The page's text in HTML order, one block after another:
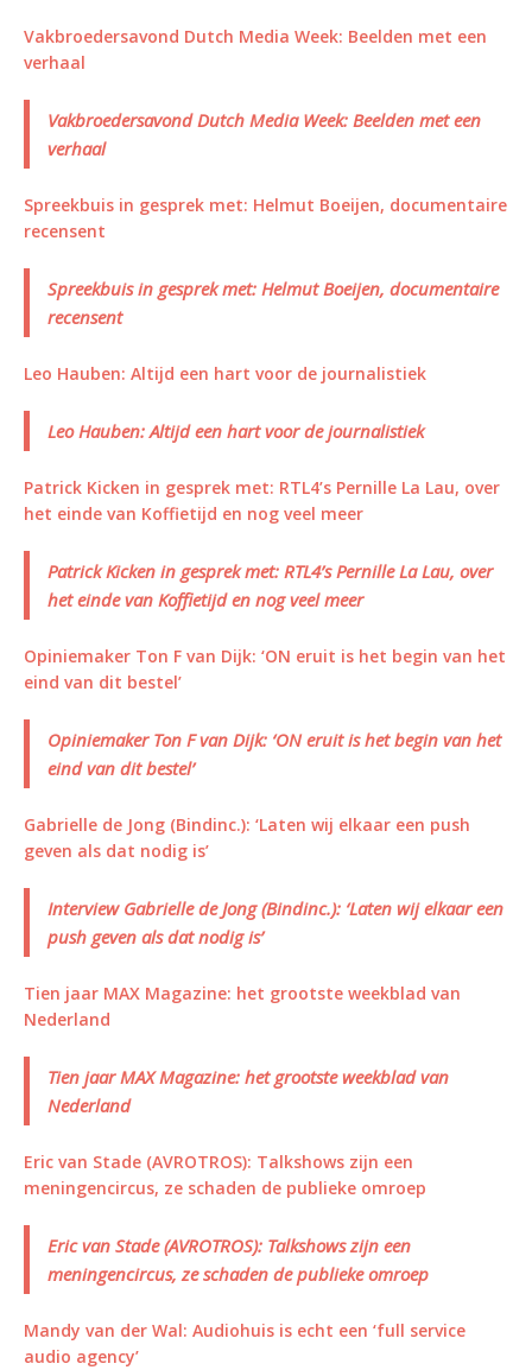
Vakbroedersavond Dutch Media Week: Beelden met een
verhaal
Vakbroedersavond Dutch Media Week: Beelden met een
verhaal
Spreekbuis in gesprek met: Helmut Boeijen, documentaire
recensent
Spreekbuis in gesprek met: Helmut Boeijen, documentaire
recensent
Leo Hauben: Altijd een hart voor de journalistiek
Leo Hauben: Altijd een hart voor de journalistiek
Patrick Kicken in gesprek met: RTL4’s Pernille La Lau, over
het einde van Koffietijd en nog veel meer
Patrick Kicken in gesprek met: RTL4’s Pernille La Lau, over
het einde van Koffietijd en nog veel meer
Opiniemaker Ton F van Dijk: ‘ON eruit is het begin van het
eind van dit bestel’
Opiniemaker Ton F van Dijk: ‘ON eruit is het begin van het
eind van dit bestel’
Gabrielle de Jong (Bindinc.): ‘Laten wij elkaar een push
geven als dat nodig is’
Interview Gabrielle de Jong (Bindinc.): ‘Laten wij elkaar een
push geven als dat nodig is’
Tien jaar MAX Magazine: het grootste weekblad van
Nederland
Tien jaar MAX Magazine: het grootste weekblad van
Nederland
Eric van Stade (AVROTROS): Talkshows zijn een
meningencircus, ze schaden de publieke omroep
Eric van Stade (AVROTROS): Talkshows zijn een
meningencircus, ze schaden de publieke omroep
Mandy van der Wal: Audiohuis is echt een ‘full service
audio agency’